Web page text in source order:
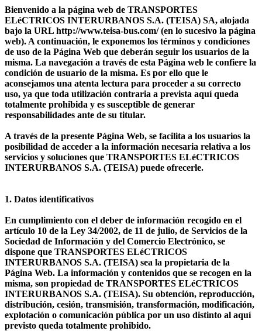
Bienvenido a la página web de TRANSPORTES
ELéCTRICOS INTERURBANOS S.A. (TEISA) SA, alojada
bajo la URL http://www.teisa-bus.com/ (en lo sucesivo la página
web). A continuación, le exponemos los términos y condiciones
de uso de la Página Web que deberán seguir los usuarios de la
misma. La navegación a través de esta Página web le confiere la
condición de usuario de la misma. Es por ello que le
aconsejamos una atenta lectura para proceder a su correcto
uso, ya que toda utilización contraria a prevista aquí queda
totalmente prohibida y es susceptible de generar
responsabilidades ante de su titular.
A través de la presente Página Web, se facilita a los usuarios la
posibilidad de acceder a la información necesaria relativa a los
servicios y soluciones que TRANSPORTES ELéCTRICOS
INTERURBANOS S.A. (TEISA) puede ofrecerle.
1. Datos identificativos
En cumplimiento con el deber de información recogido en el
artículo 10 de la Ley 34/2002, de 11 de julio, de Servicios de la
Sociedad de Información y del Comercio Electrónico, se
dispone que TRANSPORTES ELéCTRICOS
INTERURBANOS S.A. (TEISA) sea la propietaria de la
Página Web. La información y contenidos que se recogen en la
misma, son propiedad de TRANSPORTES ELéCTRICOS
INTERURBANOS S.A. (TEISA). Su obtención, reproducción,
distribución, cesión, transmisión, transformación, modificación,
explotación o comunicación pública por un uso distinto al aquí
previsto queda totalmente prohibido.